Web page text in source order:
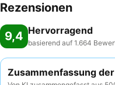
Rezensionen
9,4 Hervorragend
basierend auf 1.664
Zusammenfassung